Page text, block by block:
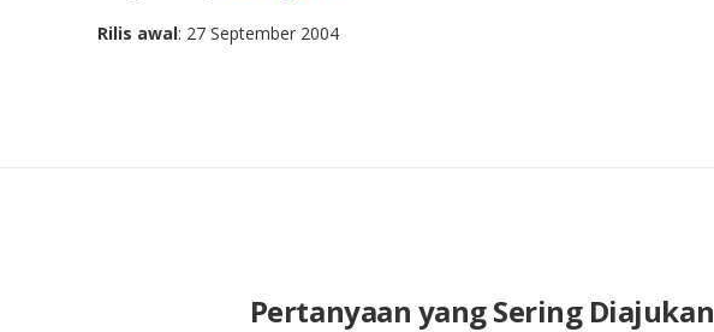
Rilis awal: 27 September 2004
Pertanyaan yang Sering Diajukan